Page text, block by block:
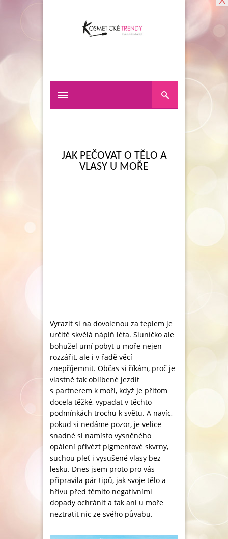
JAK PEČOVAT O TĚLO A
VLASY U MOŘE
Vyrazit si na dovolenou za teplem je
určitě skvělá náplň léta. Sluníčko ale
bohužel umí pobyt u moře nejen
rozzářit, ale i v řadě věcí
znepříjemnit. Občas si říkám, proč je
vlastně tak oblíbené jezdit
s partnerem k moři, když je přitom
docela těžké, vypadat v těchto
podmínkách trochu k světu. A navíc,
pokud si nedáme pozor, je velice
snadné si namísto vysněného
opálení přivézt pigmentové skvrny,
suchou pleť i vysušené vlasy bez
lesku. Dnes jsem proto pro vás
připravila pár tipů, jak svoje tělo a
hřívu před těmito negativními
dopady ochránit a tak ani u moře
neztratit nic ze svého půvabu.